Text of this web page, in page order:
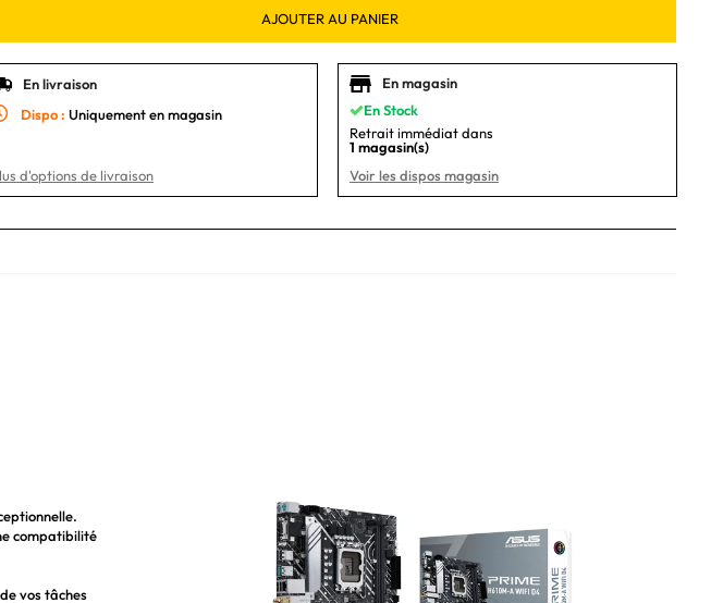
AJOUTER AU PANIER
En livraison
Dispo : Uniquement en magasin
d'options de livraison
En magasin
En Stock
Retrait immédiat dans
1 magasin(s)
Voir les dispos magasin
compatibilité
vos tâches